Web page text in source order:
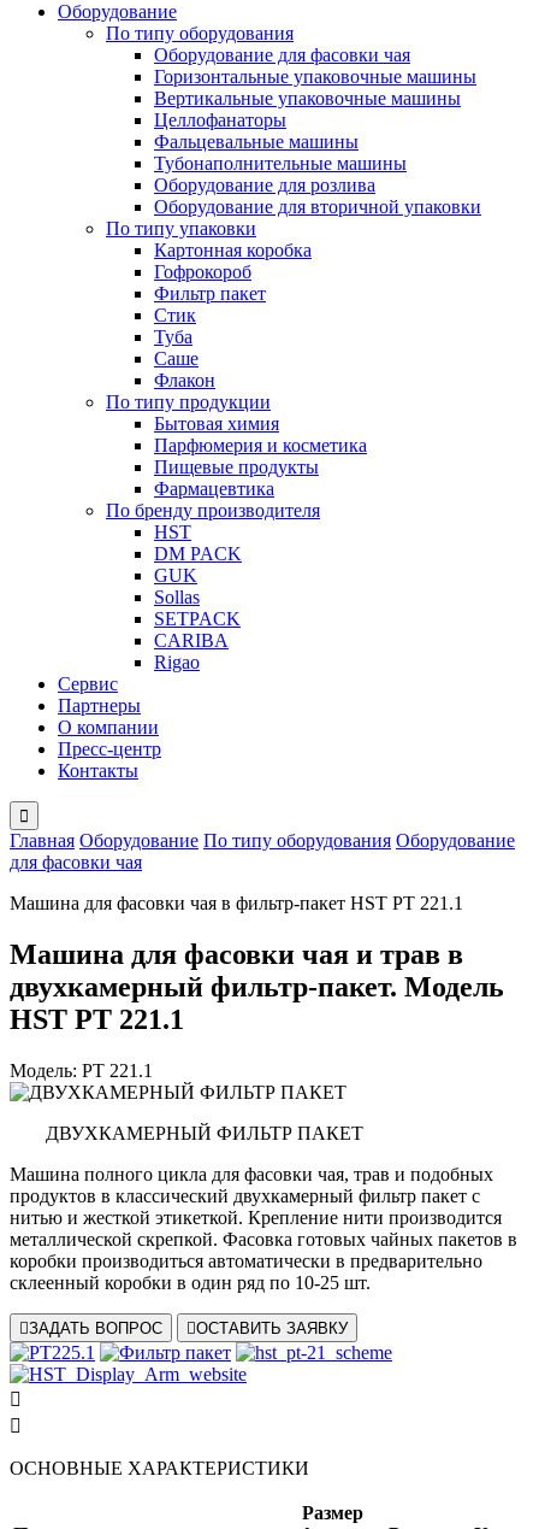
Оборудование
По типу оборудования
Оборудование для фасовки чая
Горизонтальные упаковочные машины
Вертикальные упаковочные машины
Целлофанаторы
Фальцевальные машины
Тубонаполнительные машины
Оборудование для розлива
Оборудование для вторичной упаковки
По типу упаковки
Картонная коробка
Гофрокороб
Фильтр пакет
Стик
Туба
Саше
Флакон
По типу продукции
Бытовая химия
Парфюмерия и косметика
Пищевые продукты
Фармацевтика
По бренду производителя
HST
DM PACK
GUK
Sollas
SETPACK
CARIBA
Rigao
Сервис
Партнеры
О компании
Пресс-центр
Контакты

Главная Оборудование По типу оборудования Оборудование
для фасовки чая
Машина для фасовки чая в фильтр-пакет HST PT 221.1
Машина для фасовки чая и трав в
двухкамерный фильтр-пакет. Модель
HST PT 221.1
Модель: PT 221.1
ДВУХКАМЕРНЫЙ ФИЛЬТР ПАКЕТ
Машина полного цикла для фасовки чая, трав и подобных
продуктов в классический двухкамерный фильтр пакет с
нитью и жесткой этикеткой. Крепление нити производится
металлической скрепкой. Фасовка готовых чайных пакетов в
коробки производиться автоматически в предварительно
склеенный коробки в один ряд по 10-25 шт.
ЗАДАТЬ ВОПРОС ОСТАВИТЬ ЗАЯВКУ


ОСНОВНЫЕ ХАРАКТЕРИСТИКИ
Размер